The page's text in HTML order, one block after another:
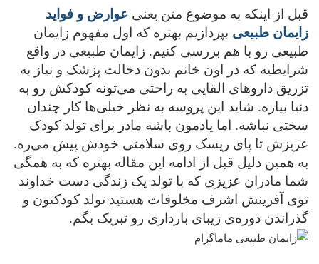
قبل از اینکه به موضوع متن یعنی عوارض و فواید
زایمان طبیعی بپردازیم بهتره که اول مفهوم زایمان
طبیعی رو با هم بررسی کنیم. زایمان طبیعی در واقع
شرایطیه که در اون خانم بدون دخالت پزشک و نیاز به
تزریق داروهای القایی به راحتی می‌تونه کودکش رو به
دنیا بیاره. شاید این پروسه به نظر خیلی‌ها کار چندان
سختی نباشه. اما یادمون باشه مادر برای تولد کودک
عزیزش تا پای ریسک روی سلامتی خودش پیش می‌ره.
به همین دلیل قبل از ادامه این مقاله بهتره که به همگی
شما مادران عزیزی که با تولد یک زندگی دست خداوند
توی آفرینش اشرف مخلوقات هستید تولد کودکتون و
گذراندن دوره‌ی زیبای بارداری رو تبریک بگم.